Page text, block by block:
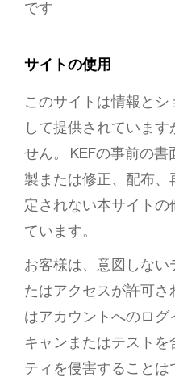
です
サイトの使用
このサイトは情報とシ
して提供されていま
せん。 KEFの事前の
製または修正、配布、
定されない本サイト
ています。
お客様は、意図しない
たはアクセスが許可さ
はアカウントへのログ
キャンまたはテストを
ティを侵害すること